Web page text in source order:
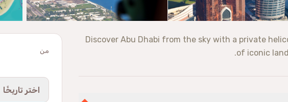
من
اختر تاريخًا
Discover Abu Dhabi from the sky with a private
of iconic